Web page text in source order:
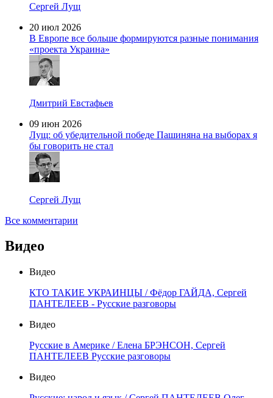
Сергей Лущ
20 июл 2026
В Европе все больше формируются разные понимания
«проекта Украина»
Дмитрий Евстафьев
09 июн 2026
Лущ: об убедительной победе Пашиняна на выборах я
бы говорить не стал
Сергей Лущ
Все комментарии
Видео
Видео
КТО ТАКИЕ УКРАИНЦЫ / Фёдор ГАЙДА, Сергей
ПАНТЕЛЕЕВ - Русские разговоры
Видео
Русские в Америке / Елена БРЭНСОН, Сергей
ПАНТЕЛЕЕВ Русские разговоры
Видео